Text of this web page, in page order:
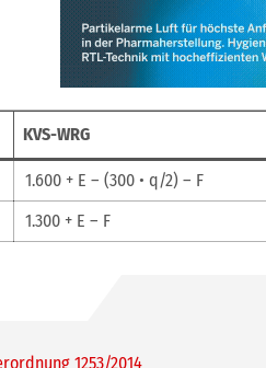
KVS-WRG
1.600 + E – (300 • q/2) – F
1.300 + E – F
1253/2014